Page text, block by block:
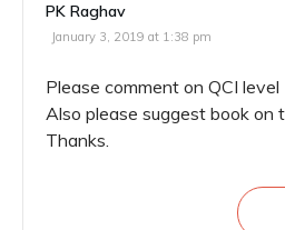
PK Raghav
January 3, 2019 at 1:38 pm
Please comment on QCI
Also please suggest book on
Thanks.